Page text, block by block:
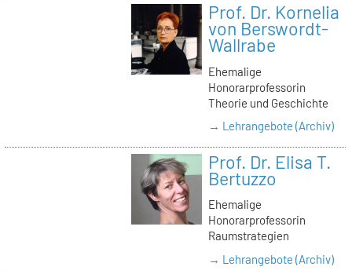
Prof. Dr. Kornelia
von Berswordt-
Wallrabe
Ehemalige
Honorarprofessorin
Theorie und Geschichte
→ Lehrangebote (Archiv)
Prof. Dr. Elisa T.
Bertuzzo
Ehemalige
Honorarprofessorin
Raumstrategien
→ Lehrangebote (Archiv)